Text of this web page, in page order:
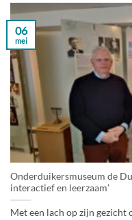
Onderduikersmuseum de
interactief en leerzaam’
Met een lach op zijn
06
mei